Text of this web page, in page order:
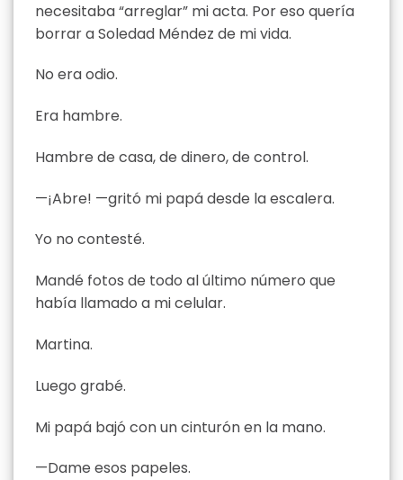
necesitaba “arreglar” mi acta. Por eso quería
borrar a Soledad Méndez de mi vida.
No era odio.
Era hambre.
Hambre de casa, de dinero, de control.
—¡Abre! —gritó mi papá desde la escalera.
Yo no contesté.
Mandé fotos de todo al último número que
había llamado a mi celular.
Martina.
Luego grabé.
Mi papá bajó con un cinturón en la mano.
—Dame esos papeles.